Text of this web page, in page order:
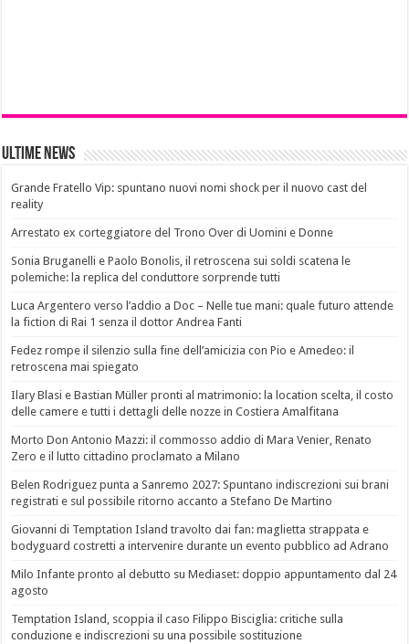
Ultime News
Grande Fratello Vip: spuntano nuovi nomi shock per il nuovo cast del
reality
Arrestato ex corteggiatore del Trono Over di Uomini e Donne
Sonia Bruganelli e Paolo Bonolis, il retroscena sui soldi scatena le
polemiche: la replica del conduttore sorprende tutti
Luca Argentero verso l’addio a Doc – Nelle tue mani: quale futuro attende
la fiction di Rai 1 senza il dottor Andrea Fanti
Fedez rompe il silenzio sulla fine dell’amicizia con Pio e Amedeo: il
retroscena mai spiegato
Ilary Blasi e Bastian Müller pronti al matrimonio: la location scelta, il costo
delle camere e tutti i dettagli delle nozze in Costiera Amalfitana
Morto Don Antonio Mazzi: il commosso addio di Mara Venier, Renato
Zero e il lutto cittadino proclamato a Milano
Belen Rodriguez punta a Sanremo 2027: Spuntano indiscrezioni sui brani
registrati e sul possibile ritorno accanto a Stefano De Martino
Giovanni di Temptation Island travolto dai fan: maglietta strappata e
bodyguard costretti a intervenire durante un evento pubblico ad Adrano
Milo Infante pronto al debutto su Mediaset: doppio appuntamento dal 24
agosto
Temptation Island, scoppia il caso Filippo Bisciglia: critiche sulla
conduzione e indiscrezioni su una possibile sostituzione